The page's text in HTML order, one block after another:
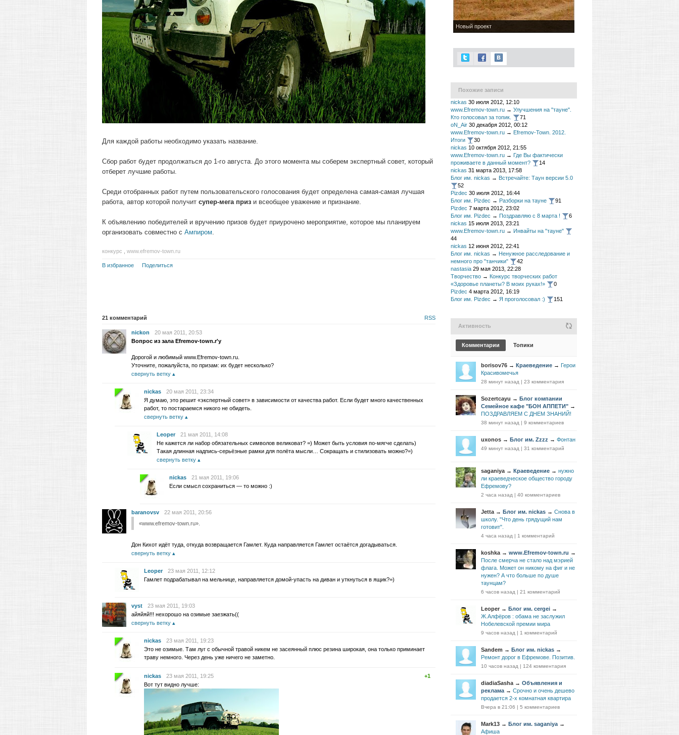
Для каждой работы необходимо указать название.
Сбор работ будет продолжаться до 1-го августа. До этого момента мы соберем экспертный совет, который
отберет лучшие работы.
Среди отобранных работ путем пользовательского голосования будет определена самая-самая лучшая
работа, автор которой получит супер-мега приз и всеобщее уважение и признание.
К объявлению победителей и вручению призов будет приурочено мероприятие, которое мы планируем
организовать совместно с Ампиром.
конкурс www.efremov-town.ru
В избранное Поделиться
21 комментарий RSS
nickon
20 мая 2011, 20:53
Вопрос из зала Efremov-town.r'у
Дорогой и любимый www.Efremov-town.ru.
Уточните, пожалуйста, по призам: их будет несколько?
свернуть ветку
nickas
20 мая 2011, 23:34
Я думаю, это решит «экспертный совет» в зависимости от качества работ. Если будет много качественных
работ, то постараемся никого не обидеть.
свернуть ветку
Leoper
21 мая 2011, 14:08
Не кажется ли набор обязательных символов великоват? =) Может быть условия по-мягче сделать)
Такая длинная надпись-серьёзные рамки для полёта мысли… Сокращать и стилизовать можно?=)
свернуть ветку
nickas
21 мая 2011, 19:06
Если смысл сохраниться — то можно :)
baranovsv
22 мая 2011, 20:56
«www.efremov-town.ru».
Дон Кихот идёт туда, откуда возвращается Гамлет. Куда направляется Гамлет остаётся догадываться.
свернуть ветку
Leoper
23 мая 2011, 12:12
Гамлет подрабатывал на мельнице, направляется домой-упасть на диван и уткнуться в ящик?=)
vyst
23 мая 2011, 19:03
айяйяй!!! нехорошо на озимые заезжать((
свернуть ветку
nickas
23 мая 2011, 19:23
Это не озимые. Там луг с обычной травой никем не засеянный плюс резина широкая, она только приминает
траву немного. Через день уже ничего не заметно.
nickas 23 мая 2011, 19:25
+1
Вот тут видно лучше:
Новый проект
Похожие записи
nickas 30 июля 2012, 12:10
www.Efremov-town.ru → Улучшения на "тауне".
Кто голосовал за топик.
71
oN_Air 30 декабря 2012, 00:12
www.Efremov-town.ru → Efremov-Town. 2012.
Итоги
30
nickas 10 октября 2012, 21:55
www.Efremov-town.ru → Где Вы фактически
проживаете в данный момент?
14
nickas 31 марта 2013, 17:58
Блог им. nickas → Встречайте: Таун версии 5.0
52
Pizdec 30 июля 2012, 16:44
Блог им. Pizdec → Разборки на тауне
91
Pizdec 7 марта 2012, 23:02
Блог им. Pizdec → Поздравляю с 8 марта !
6
nickas 15 июля 2013, 23:21
www.Efremov-town.ru → Инвайты на "тауне"
44
nickas 12 июня 2012, 22:41
Блог им. nickas → Ненужное расследование и
немного про "танчики"
42
nastasia 29 мая 2013, 22:28
Творчество → Конкурс творческих работ
«Здоровье планеты? В моих руках!»
0
Pizdec 4 марта 2012, 16:19
Блог им. Pizdec → Я проголосовал :) 151
Активность
Комментарии Топики
borisov76 → Краеведение → Герои
Красивомечья
28 минут назад | 23 комментария
Sozertcayu → Блог компании
Семейное кафе "БОН АППЕТИ" →
ПОЗДРАВЛЯЕМ С ДНЕМ ЗНАНИЙ!
38 минут назад | 9 комментариев
uxonos → Блог им. Zzzz → Фонтан
49 минут назад | 31 комментарий
saganiya → Краеведение → нужно
ли краеведческое общество городу
Ефремову?
2 часа назад | 40 комментариев
Jetta → Блог им. nickas → Снова в
школу. "Что день грядущий нам
готовит".
4 часа назад | 1 комментарий
koshka → www.Efremov-town.ru →
После смерча не стало над мэрией
флага. Может он никому на фиг и не
нужен? А что больше по душе
таунцам?
6 часов назад | 21 комментарий
Leoper → Блог им. cergei →
Ж.Алфёров : обама не заслужил
Нобелевской премии мира
9 часов назад | 1 комментарий
Sandem → Блог им. nickas →
Ремонт дорог в Ефремове. Позитив.
10 часов назад | 124 комментария
diadiaSasha → Объявления и
реклама → Срочно и очень дешево
продается 2-х комнатная квартира
Вчера в 21:06 | 5 комментариев
Mark13 → Блог им. saganiya →
Афиша